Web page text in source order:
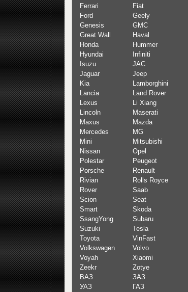
Ferrari
Fiat
Ford
Geely
Genesis
GMC
Great Wall
Haval
Honda
Hummer
Hyundai
Infiniti
Isuzu
JAC
Jaguar
Jeep
Kia
Lamborghini
Lancia
Land Rover
Lexus
Li Xiang
Lincoln
Maserati
Maxus
Mazda
Mercedes
MG
Mini
Mitsubishi
Nissan
Opel
Polestar
Peugeot
Porsche
Renault
Rivian
Rolls Royce
Rover
Saab
Scion
Seat
Smart
Skoda
SsangYong
Subaru
Suzuki
Tesla
Toyota
VinFast
Volkswagen
Volvo
Voyah
Xiaomi
Zeekr
Zotye
ВАЗ
ЗАЗ
УАЗ
ГАЗ